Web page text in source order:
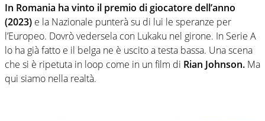
In Romania ha vinto il premio di giocatore dell’anno
(2023) e la Nazionale punterà su di lui le speranze per
l’Europeo. Dovrò vedersela con Lukaku nel girone. In Serie A
lo ha già fatto e il belga ne è uscito a testa bassa. Una scena
che si è ripetuta in loop come in un film di Rian Johnson. Ma
qui siamo nella realtà.